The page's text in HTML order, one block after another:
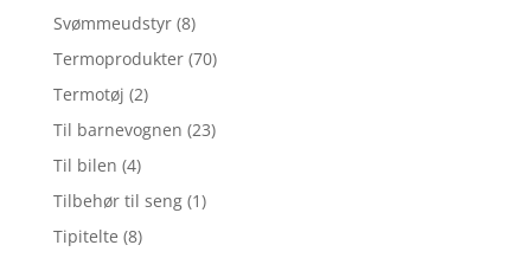
Svømmeudstyr (8)
Termoprodukter (70)
Termotøj (2)
Til barnevognen (23)
Til bilen (4)
Tilbehør til seng (1)
Tipitelte (8)